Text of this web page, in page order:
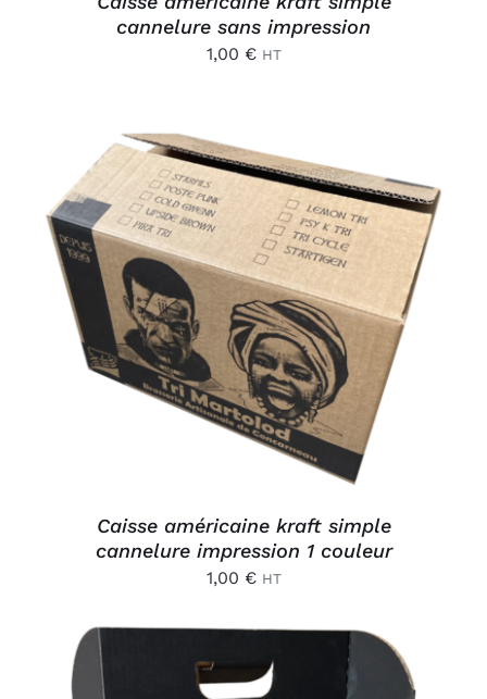
cannelure sans impression
1,00 € HT
AJOUTER AU PANIER
DÉTAILS
Caisse américaine kraft simple
cannelure impression 1 couleur
1,00 € HT